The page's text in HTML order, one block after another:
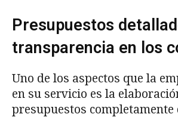
Presupuestos
transparencia en los
Uno de los aspectos que la
en su servicio es la
presupuestos completamente